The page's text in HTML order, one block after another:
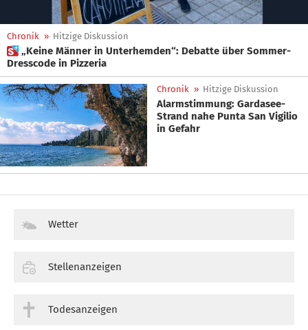
Chronik » Hitzige Diskussion
 „Keine Männer in Unterhemden“: Debatte über Sommer-
Dresscode in Pizzeria
Chronik » Hitzige Diskussion
Alarmstimmung: Gardasee-
Strand nahe Punta San Vigilio
in Gefahr
Wetter
Stellenanzeigen
Todesanzeigen